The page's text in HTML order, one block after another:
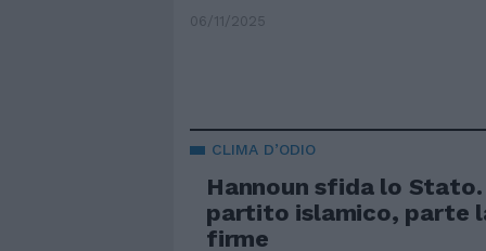
06/11/2025
CLIMA D’ODIO
Hannoun sfida lo
partito islamico, parte
firme